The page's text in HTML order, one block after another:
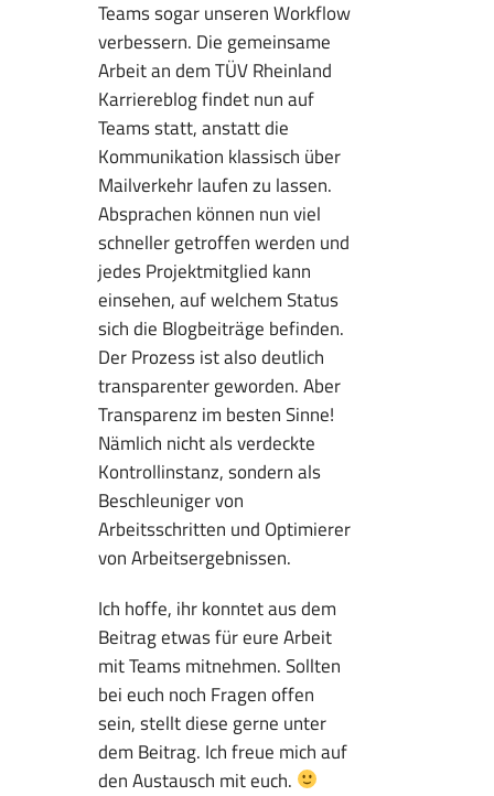
Teams sogar unseren Workflow
verbessern. Die gemeinsame
Arbeit an dem TÜV Rheinland
Karriereblog findet nun auf
Teams statt, anstatt die
Kommunikation klassisch über
Mailverkehr laufen zu lassen.
Absprachen können nun viel
schneller getroffen werden und
jedes Projektmitglied kann
einsehen, auf welchem Status
sich die Blogbeiträge befinden.
Der Prozess ist also deutlich
transparenter geworden. Aber
Transparenz im besten Sinne!
Nämlich nicht als verdeckte
Kontrollinstanz, sondern als
Beschleuniger von
Arbeitsschritten und Optimierer
von Arbeitsergebnissen.
Ich hoffe, ihr konntet aus dem
Beitrag etwas für eure Arbeit
mit Teams mitnehmen. Sollten
bei euch noch Fragen offen
sein, stellt diese gerne unter
dem Beitrag. Ich freue mich auf
den Austausch mit euch.